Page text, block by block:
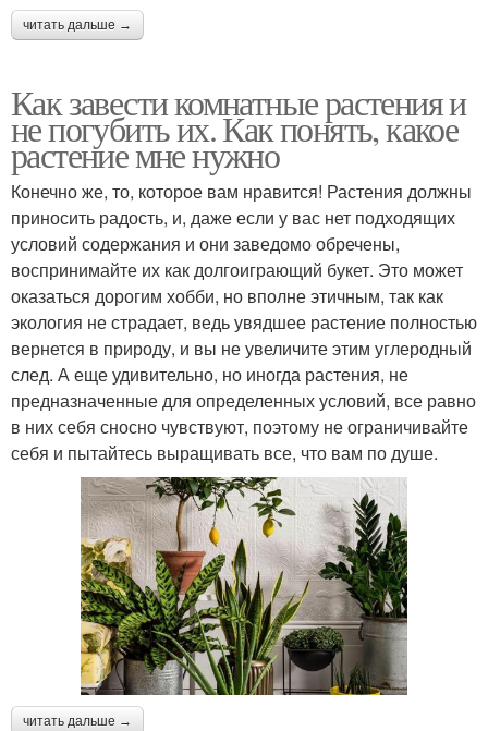
читать дальше →
Как завести комнатные растения и
не погубить их. Как понять, какое
растение мне нужно
Конечно же, то, которое вам нравится! Растения должны
приносить радость, и, даже если у вас нет подходящих
условий содержания и они заведомо обречены,
воспринимайте их как долгоиграющий букет. Это может
оказаться дорогим хобби, но вполне этичным, так как
экология не страдает, ведь увядшее растение полностью
вернется в природу, и вы не увеличите этим углеродный
след. А еще удивительно, но иногда растения, не
предназначенные для определенных условий, все равно
в них себя сносно чувствуют, поэтому не ограничивайте
себя и пытайтесь выращивать все, что вам по душе.
читать дальше →